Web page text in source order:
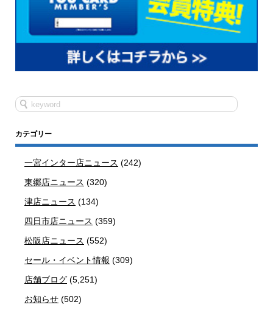
カテゴリー
一宮インター店ニュース (242)
東郷店ニュース (320)
津店ニュース (134)
四日市店ニュース (359)
松阪店ニュース (552)
セール・イベント情報 (309)
店舗ブログ (5,251)
お知らせ (502)